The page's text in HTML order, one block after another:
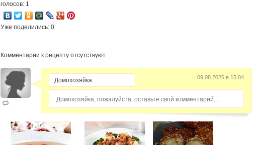
голосов: 1
Уже поделились: 0
Комментарии к рецепту отсутствуют
09.08.2026 в 15:04
Домохозяйка, пожалуйста, оставьте свой комментарий...